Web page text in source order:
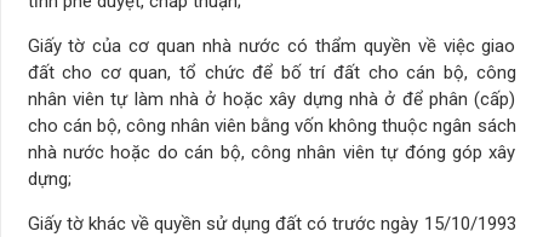
Giấy tờ của cơ quan nhà nước có thẩm quyền về việc giao
đất cho cơ quan, tổ chức để bố trí đất cho cán bộ, công
nhân viên tự làm nhà ở hoặc xây dựng nhà ở để phân (cấp)
cho cán bộ, công nhân viên bằng vốn không thuộc ngân sách
nhà nước hoặc do cán bộ, công nhân viên tự đóng góp xây
dựng;
Giấy tờ khác về quyền sử dụng đất có trước ngày 15/10/1993